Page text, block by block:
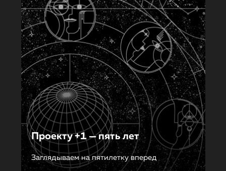
Проекту +1 — пять лет
Заглядываем на пятилетку вперед